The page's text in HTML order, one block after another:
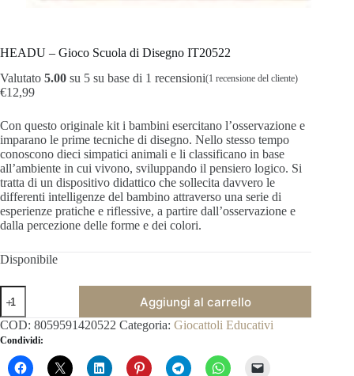
HEADU – Gioco Scuola di Disegno IT20522
Valutato 5.00 su 5 su base di 1 recensioni(1 recensione del cliente)
€12,99
Con questo originale kit i bambini esercitano l’osservazione e
imparano le prime tecniche di disegno. Nello stesso tempo
conoscono dieci simpatici animali e li classificano in base
all’ambiente in cui vivono, sviluppando il pensiero logico. Si
tratta di un dispositivo didattico che sollecita davvero le
differenti intelligenze del bambino attraverso una serie di
esperienze pratiche e riflessive, a partire dall’osservazione e
dalla percezione delle forme e dei colori.
Disponibile
HEADU
Gioco
Scuola
di
Disegno
IT20522
Aggiungi al carrello
COD: 8059591420522 Categoria: Giocattoli Educativi
Condividi: